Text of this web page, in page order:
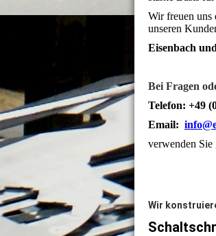
Wir freuen uns
unseren
Eisenbach
Bei Fragen
Telefon: +49
Email:
verwenden Sie
Wir